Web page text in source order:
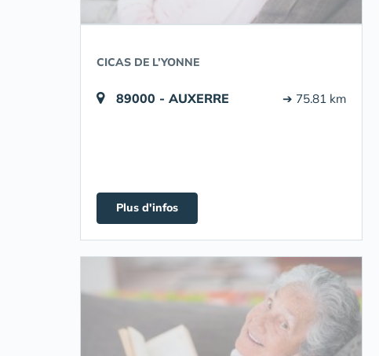
CICAS DE L’YONNE
89000 - AUXERRE ➔ 75.81 km
Plus d'infos